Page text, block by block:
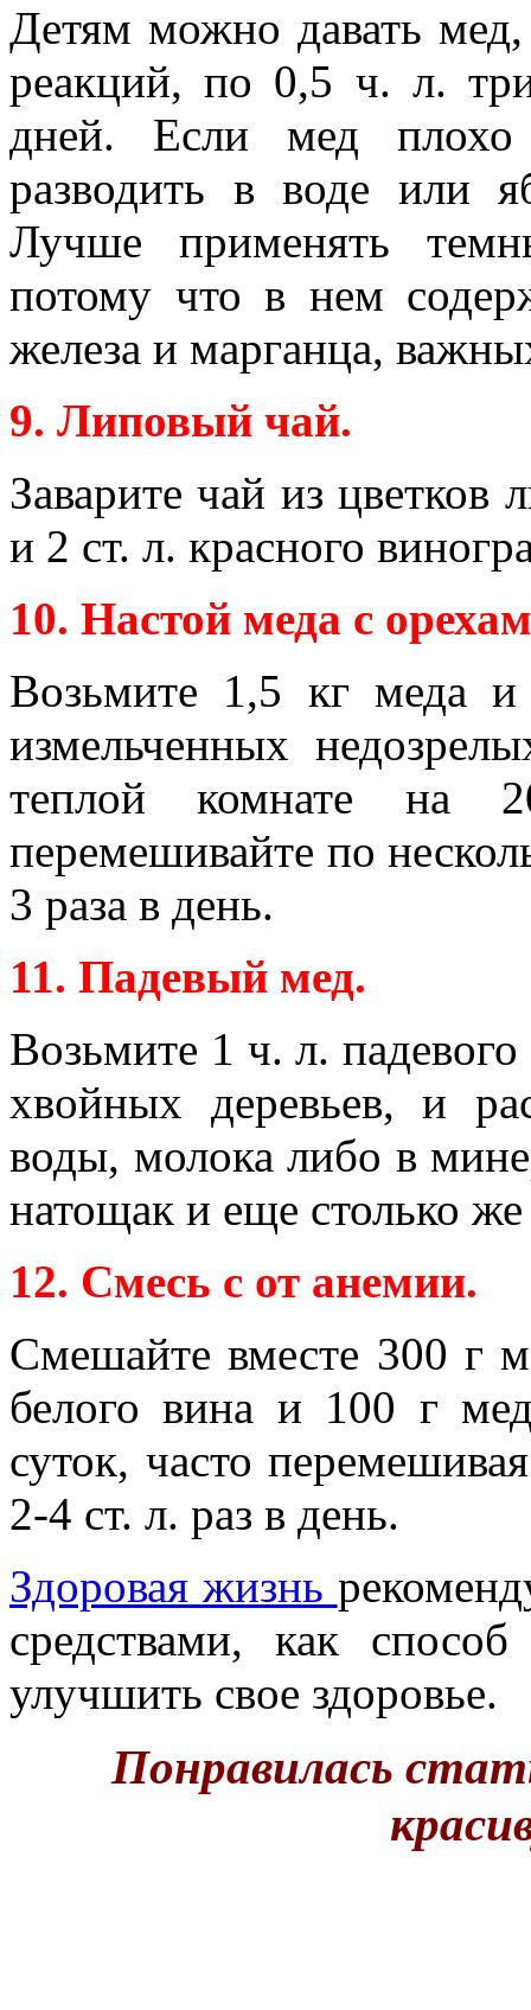
Детям можно давать мед,
реакций, по 0,5 ч. л.
дней. Если мед плохо
разводить в воде или
Лучше применять
потому что в нем
железа и марганца,
9. Липовый чай.
Заварите чай из цветков
и 2 ст. л. красного
10. Настой меда с
Возьмите 1,5 кг меда и
измельченных
теплой комнате на
перемешивайте по
3 раза в день.
11. Падевый мед.
Возьмите 1 ч. л.
хвойных деревьев, и
воды, молока либо в
натощак и еще столько
12. Смесь с от анемии.
Смешайте вместе 300 г
белого вина и 100 г
суток, часто
2-4 ст. л. раз в день.
Здоровая жизнь
средствами, как
улучшить свое здоровье.
Понравилась